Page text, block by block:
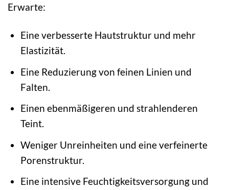
Erwarte:
Eine verbesserte Hautstruktur und mehr
Elastizität.
Eine Reduzierung von feinen Linien und
Falten.
Einen ebenmäßigeren und strahlenderen
Teint.
Weniger Unreinheiten und eine verfeinerte
Porenstruktur.
Eine intensive Feuchtigkeitsversorgung und